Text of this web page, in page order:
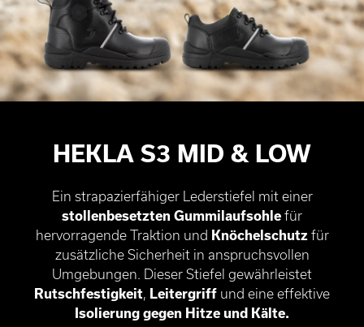
HEKLA S3 MID & LOW
Ein strapazierfähiger Lederstiefel mit einer
stollenbesetzten Gummilaufsohle für
hervorragende Traktion und Knöchelschutzfür
zusätzliche Sicherheit in anspruchsvollen
Umgebungen. Dieser Stiefel gewährleistet
Rutschfestigkeit, Leitergriff und eine effektive
Isolierung gegen Hitze und Kälte.